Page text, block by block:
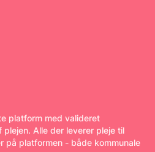
platform med valideret
Alle der leverer pleje til
på platformen - både kommunale